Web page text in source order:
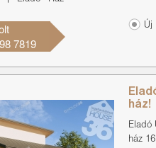
7819
Új
ház!
Eladó
ház